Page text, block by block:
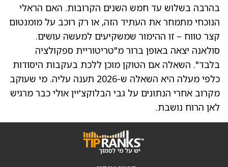
בהרבה בשלוש עד חמש השנים הקרובות. האם הראלי
הנוכחי מתמחר את העתיד הזה, או רק רוכב על מומנטום
קצר טווח – זו ההימור שמשקיעים למעשה עושים.
סולאנה יצאה באופן ברור מ"טריטוריית ספקולציה
בלבד". השאלה אם הטוקן מוכן ללכת בעקבות היסודות
כלפי מעלה היא השאלה ש-2026 תענה עליה. מי שעוקב
מקרוב אחרי הנתונים על גבי הבלוקצ'יין אולי כבר מרגיש
לאן הרוח נושבת.